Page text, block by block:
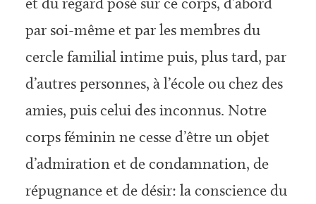
par soi-même et par les membres du
cercle familial intime puis, plus tard, par
d’autres personnes, à l’école ou chez des
amies, puis celui des inconnus. Notre
corps féminin ne cesse d’être un objet
d’admiration et de condamnation, de
répugnance et de désir: la conscience du